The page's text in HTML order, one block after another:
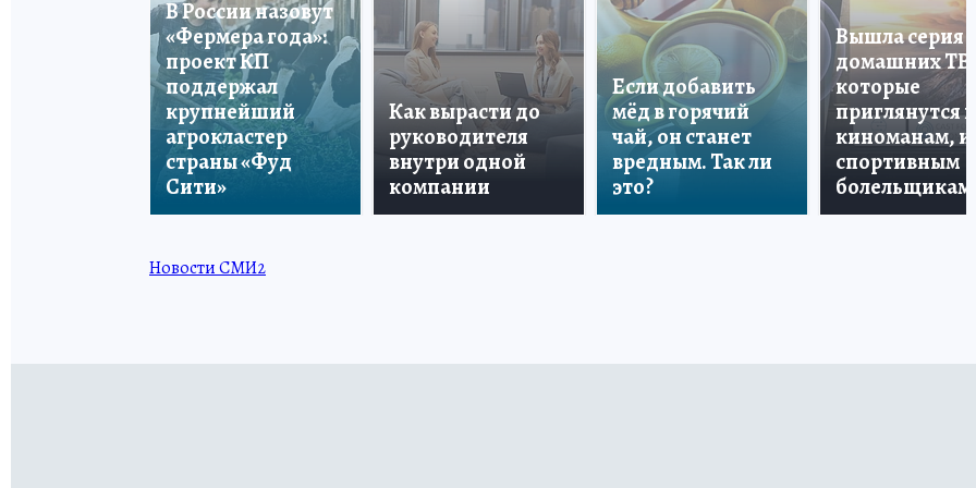
В России назовут
«Фермера года»:
проект КП
поддержал
крупнейший
агрокластер
страны «Фуд
Сити»
Как вырасти до
руководителя
внутри одной
компании
Если добавить
мёд в горячий
чай, он станет
вредным. Так ли
это?
Вышла серия
домашних ТВ,
которые
приглянутся и
киноманам, и
спортивным
болельщикам
Новости СМИ2